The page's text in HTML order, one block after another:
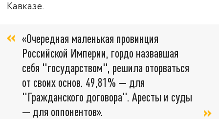
Кавказе.
«Очередная маленькая провинция
Российской Империи, гордо назвавшая
себя "государством", решила оторваться
от своих основ. 49,81% — для
"Гражданского договора". Аресты и суды
— для оппонентов».